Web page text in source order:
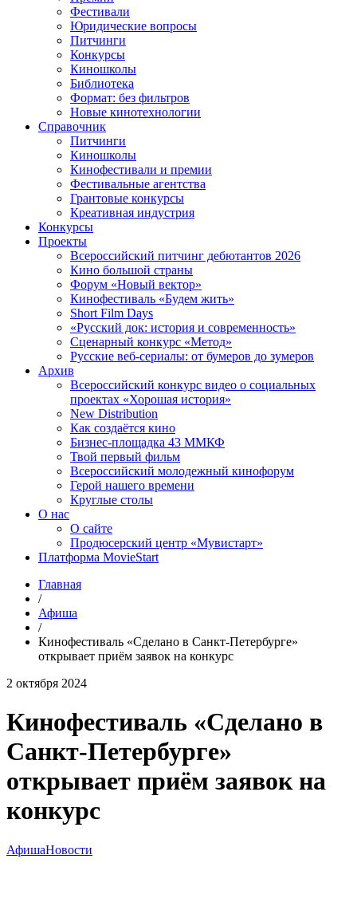
Фестивали
Юридические вопросы
Питчинги
Конкурсы
Киношколы
Библиотека
Формат: без фильтров
Новые кинотехнологии
Справочник
Питчинги
Киношколы
Кинофестивали и премии
Фестивальные агентства
Грантовые конкурсы
Креативная индустрия
Конкурсы
Проекты
Всероссийский питчинг дебютантов 2026
Кино большой страны
Форум «Новый вектор»
Кинофестиваль «Будем жить»
Short Film Days
«Русский док: история и современность»
Сценарный конкурс «Метод»
Русские веб-сериалы: от бумеров до зумеров
Архив
Всероссийский конкурс видео о социальных
проектах «Хорошая история»
New Distribution
Как создаётся кино
Бизнес-площадка 43 ММКФ
Твой первый фильм
Всероссийский молодежный кинофорум
Герой нашего времени
Круглые столы
О нас
О сайте
Продюсерский центр «Мувистарт»
Платформа MovieStart
Главная
/
Афиша
/
Кинофестиваль «Сделано в Санкт-Петербурге»
открывает приём заявок на конкурс
2 октября 2024
Кинофестиваль «Сделано в
Санкт-Петербурге»
открывает приём заявок на
конкурс
АфишаНовости